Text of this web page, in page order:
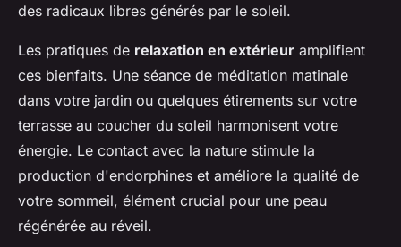
des radicaux libres générés par le soleil.
Les pratiques de relaxation en extérieur amplifient
ces bienfaits. Une séance de méditation matinale
dans votre jardin ou quelques étirements sur votre
terrasse au coucher du soleil harmonisent votre
énergie. Le contact avec la nature stimule la
production d'endorphines et améliore la qualité de
votre sommeil, élément crucial pour une peau
régénérée au réveil.